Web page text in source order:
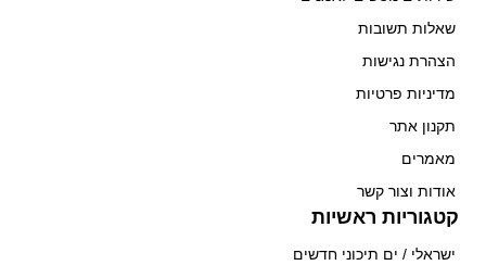
שאלות תשובות
הצהרת נגישות
מדיניות פרטיות
תקנון אתר
מאמרים
אודות וצור קשר
קטגוריות ראשיות
ישראלי / ים תיכוני חדשים